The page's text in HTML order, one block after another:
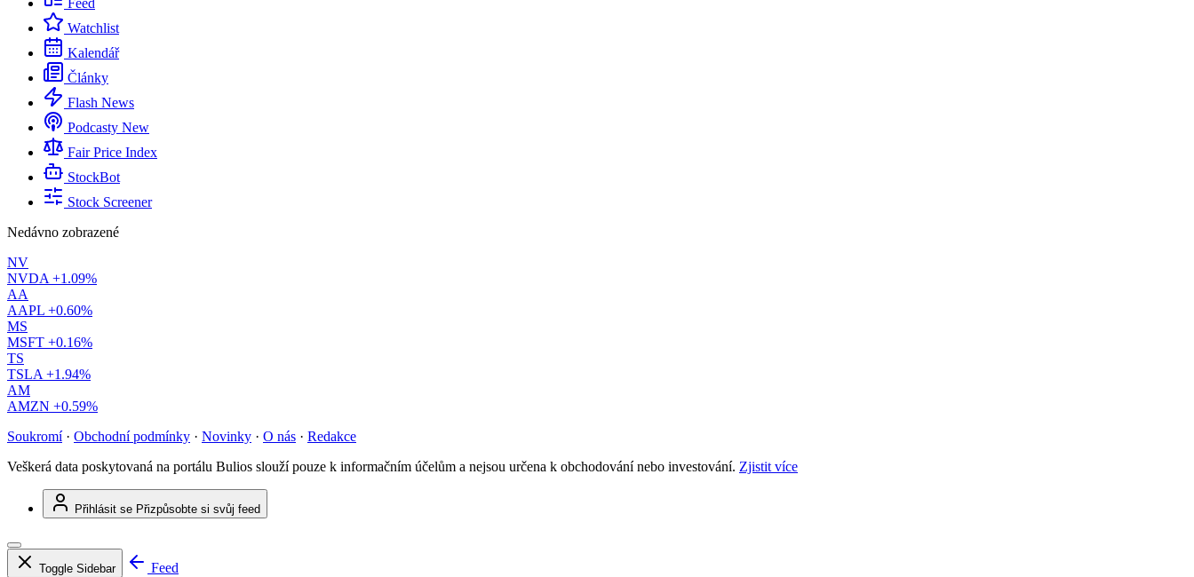
Feed
Watchlist
Kalendář
Články
Flash News
Podcasty New
Fair Price Index
StockBot
Stock Screener
Nedávno zobrazené
NV
NVDA +1.09%
AA
AAPL +0.60%
MS
MSFT +0.16%
TS
TSLA +1.94%
AM
AMZN +0.59%
Soukromí · Obchodní podmínky · Novinky · O nás · Redakce
Veškerá data poskytovaná na portálu Bulios slouží pouze k informačním účelům a nejsou určena k obchodování nebo investování. Zjistit více
Přihlásit se Přizpůsobte si svůj feed
Toggle Sidebar
Feed